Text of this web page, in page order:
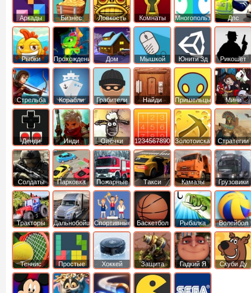
Аркады
Бизнес
симуляторы
Ловкость Комнаты Многопользовательские
Дпс
Рыбки Прохождение Дом Мышкой Юнити 3д Рикошет
Cтрельба
из лука
Корабли Грабители
Найди
выход
Пришельцы Мини
Денди Инди
Овечки
идут домой
1234567890 ЗолотоискательСтратегии
Солдаты
Парковка
машин
Пожарные
машины
Такси Камазы Грузовики
Тракторы ДальнобойщикиСпортивные Баскетбол Рыбалка Волейбол
Теннис Простые Хоккей
Защита
башни
Гадкий Я Скуби Ду